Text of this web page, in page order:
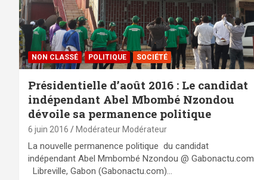
NON CLASSÉ POLITIQUE SOCIÉTÉ
Présidentielle d’août 2016 : Le candidat
indépendant Abel Mbombé Nzondou
dévoile sa permanence politique
6 juin 2016 Modérateur Modérateur
La nouvelle permanence politique du candidat
indépendant Abel Mmbombé Nzondou @ Gabonactu.com
Libreville, Gabon (Gabonactu.com)…